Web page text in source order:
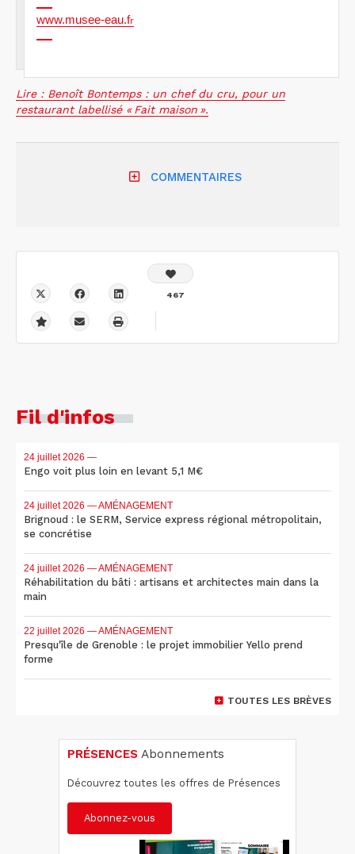
www.musee-eau.fr
Lire : Benoît Bontemps : un chef du cru, pour un
restaurant labellisé « Fait maison ».
COMMENTAIRES
467
Fil d'infos
24 juillet 2026 —
Engo voit plus loin en levant 5,1 M€
24 juillet 2026 — AMÉNAGEMENT
Brignoud : le SERM, Service express régional métropolitain,
se concrétise
24 juillet 2026 — AMÉNAGEMENT
Réhabilitation du bâti : artisans et architectes main dans la
main
22 juillet 2026 — AMÉNAGEMENT
Presqu'île de Grenoble : le projet immobilier Yello prend
forme
TOUTES LES BRÈVES
PRÉSENCES Abonnements
Découvrez toutes les offres de Présences
Abonnez-vous